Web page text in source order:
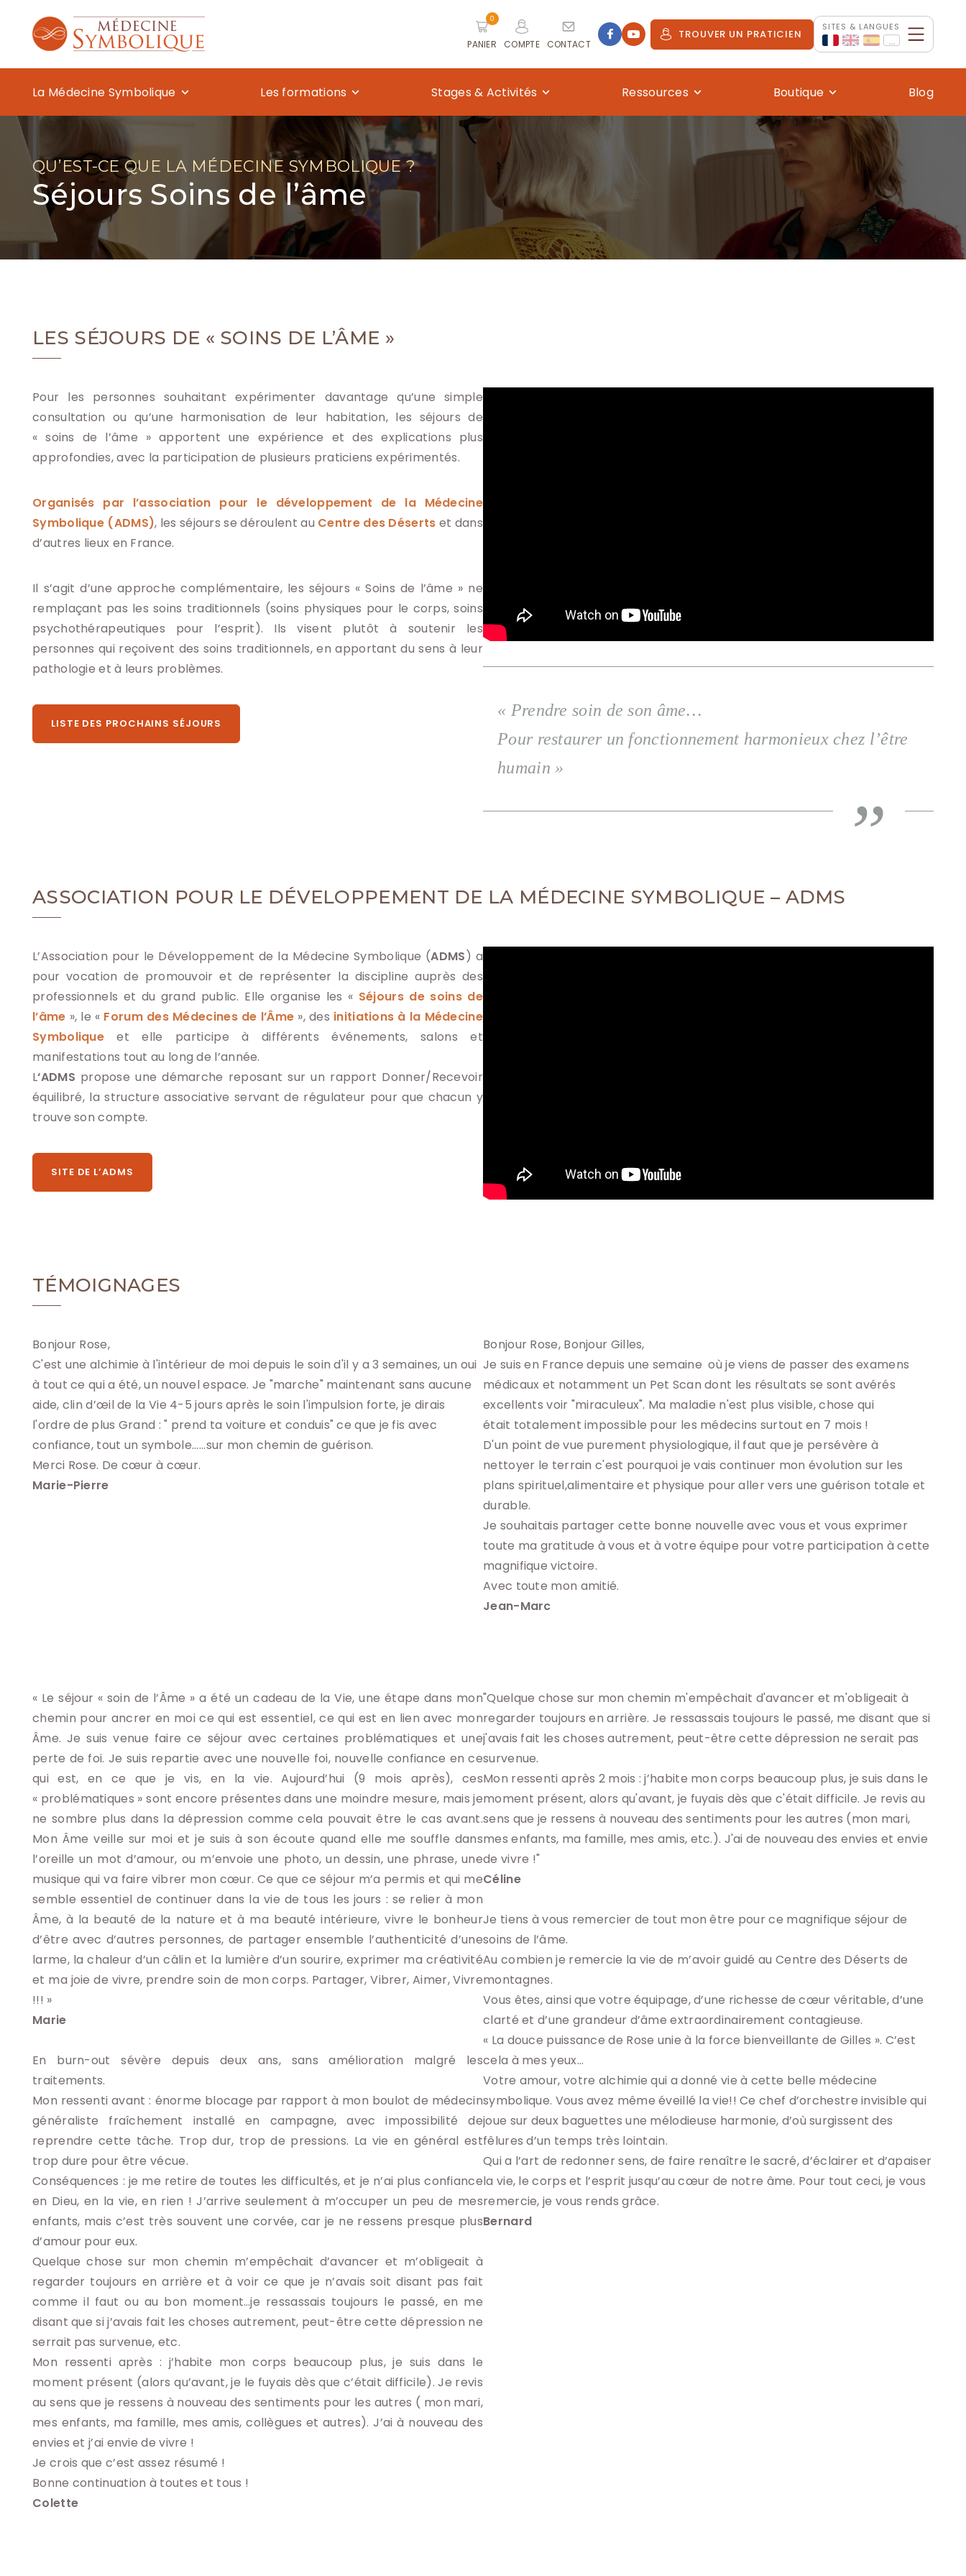
0
PANIER COMPTE CONTACT
TROUVER UN PRATICIEN
SITES & LANGUES
...
La Médecine Symbolique Les formations Stages & Activités Ressources Boutique Blog
QU’EST-CE QUE LA MÉDECINE SYMBOLIQUE ?
Séjours Soins de l’âme
LES SÉJOURS DE « SOINS DE L’ÂME »
Pour les personnes souhaitant expérimenter davantage qu’une simple
consultation ou qu’une harmonisation de leur habitation, les séjours de
« soins de l’âme » apportent une expérience et des explications plus
approfondies, avec la participation de plusieurs praticiens expérimentés.
Organisés par l’association pour le développement de la Médecine
Symbolique (ADMS), les séjours se déroulent au Centre des Déserts et dans
d’autres lieux en France.
Il s’agit d’une approche complémentaire, les séjours « Soins de l’âme » ne
remplaçant pas les soins traditionnels (soins physiques pour le corps, soins
psychothérapeutiques pour l’esprit). Ils visent plutôt à soutenir les
personnes qui reçoivent des soins traditionnels, en apportant du sens à leur
pathologie et à leurs problèmes.
LISTE DES PROCHAINS SÉJOURS
« Prendre soin de son âme…
Pour restaurer un fonctionnement harmonieux chez l’être
humain »
ASSOCIATION POUR LE DÉVELOPPEMENT DE LA MÉDECINE SYMBOLIQUE – ADMS
L’Association pour le Développement de la Médecine Symbolique (ADMS) a
pour vocation de promouvoir et de représenter la discipline auprès des
professionnels et du grand public. Elle organise les « Séjours de soins de
l’âme », le « Forum des Médecines de l’Âme », des initiations à la Médecine
Symbolique et elle participe à différents événements, salons et
manifestations tout au long de l’année.
L‘ADMS propose une démarche reposant sur un rapport Donner/Recevoir
équilibré, la structure associative servant de régulateur pour que chacun y
trouve son compte.
SITE DE L’ADMS
TÉMOIGNAGES
Bonjour Rose,
C'est une alchimie à l'intérieur de moi depuis le soin d'il y a 3 semaines, un oui
à tout ce qui a été, un nouvel espace. Je "marche" maintenant sans aucune
aide, clin d’œil de la Vie 4-5 jours après le soin l'impulsion forte, je dirais
l'ordre de plus Grand : " prend ta voiture et conduis" ce que je fis avec
confiance, tout un symbole......sur mon chemin de guérison.
Merci Rose. De cœur à cœur.
Marie-Pierre
Bonjour Rose, Bonjour Gilles,
Je suis en France depuis une semaine  où je viens de passer des examens
médicaux et notamment un Pet Scan dont les résultats se sont avérés
excellents voir "miraculeux". Ma maladie n'est plus visible, chose qui
était totalement impossible pour les médecins surtout en 7 mois !
D'un point de vue purement physiologique, il faut que je persévère à
nettoyer le terrain c'est pourquoi je vais continuer mon évolution sur les
plans spirituel,alimentaire et physique pour aller vers une guérison totale et
durable.
Je souhaitais partager cette bonne nouvelle avec vous et vous exprimer
toute ma gratitude à vous et à votre équipe pour votre participation à cette
magnifique victoire.
Avec toute mon amitié.
Jean-Marc
« Le séjour « soin de l’Âme » a été un cadeau de la Vie, une étape dans mon
chemin pour ancrer en moi ce qui est essentiel, ce qui est en lien avec mon
Âme. Je suis venue faire ce séjour avec certaines problématiques et une
perte de foi. Je suis repartie avec une nouvelle foi, nouvelle confiance en ce
qui est, en ce que je vis, en la vie. Aujourd’hui (9 mois après), ces
« problématiques » sont encore présentes dans une moindre mesure, mais je
ne sombre plus dans la dépression comme cela pouvait être le cas avant.
Mon Âme veille sur moi et je suis à son écoute quand elle me souffle dans
l’oreille un mot d’amour, ou m’envoie une photo, un dessin, une phrase, une
musique qui va faire vibrer mon cœur. Ce que ce séjour m’a permis et qui me
semble essentiel de continuer dans la vie de tous les jours : se relier à mon
Âme, à la beauté de la nature et à ma beauté intérieure, vivre le bonheur
d’être avec d’autres personnes, de partager ensemble l’authenticité d’une
larme, la chaleur d’un câlin et la lumière d’un sourire, exprimer ma créativité
et ma joie de vivre, prendre soin de mon corps. Partager, Vibrer, Aimer, Vivre
!!! »
Marie
En burn-out sévère depuis deux ans, sans amélioration malgré les
traitements.
Mon ressenti avant : énorme blocage par rapport à mon boulot de médecin
généraliste fraîchement installé en campagne, avec impossibilité de
reprendre cette tâche. Trop dur, trop de pressions. La vie en général est
trop dure pour être vécue.
Conséquences : je me retire de toutes les difficultés, et je n’ai plus confiance
en Dieu, en la vie, en rien ! J’arrive seulement à m’occuper un peu de mes
enfants, mais c’est très souvent une corvée, car je ne ressens presque plus
d’amour pour eux.
Quelque chose sur mon chemin m’empêchait d’avancer et m’obligeait à
regarder toujours en arrière et à voir ce que je n’avais soit disant pas fait
comme il faut ou au bon moment…je ressassais toujours le passé, en me
disant que si j’avais fait les choses autrement, peut-être cette dépression ne
serrait pas survenue, etc.
Mon ressenti après : j’habite mon corps beaucoup plus, je suis dans le
moment présent (alors qu’avant, je le fuyais dès que c’était difficile). Je revis
au sens que je ressens à nouveau des sentiments pour les autres ( mon mari,
mes enfants, ma famille, mes amis, collègues et autres). J’ai à nouveau des
envies et j’ai envie de vivre !
Je crois que c’est assez résumé !
Bonne continuation à toutes et tous !
Colette
"Quelque chose sur mon chemin m'empêchait d'avancer et m'obligeait à
regarder toujours en arrière. Je ressassais toujours le passé, me disant que si
j'avais fait les choses autrement, peut-être cette dépression ne serait pas
survenue.
Mon ressenti après 2 mois : j’habite mon corps beaucoup plus, je suis dans le
moment présent, alors qu'avant, je fuyais dès que c'était difficile. Je revis au
sens que je ressens à nouveau des sentiments pour les autres (mon mari,
mes enfants, ma famille, mes amis, etc.). J'ai de nouveau des envies et envie
Céline
Je tiens à vous remercier de tout mon être pour ce magnifique séjour de
soins de l’âme.
Au combien je remercie la vie de m’avoir guidé au Centre des Déserts de
montagnes.
Vous êtes, ainsi que votre équipage, d’une richesse de cœur véritable, d’une
clarté et d’une grandeur d’âme extraordinairement contagieuse.
« La douce puissance de Rose unie à la force bienveillante de Gilles ». C’est
cela à mes yeux…
Votre amour, votre alchimie qui a donné vie à cette belle médecine
symbolique. Vous avez même éveillé la vie!! Ce chef d’orchestre invisible qui
joue sur deux baguettes une mélodieuse harmonie, d’où surgissent des
fêlures d’un temps très lointain.
Qui a l’art de redonner sens, de faire renaître le sacré, d’éclairer et d’apaiser
la vie, le corps et l’esprit jusqu’au cœur de notre âme. Pour tout ceci, je vous
Bernard